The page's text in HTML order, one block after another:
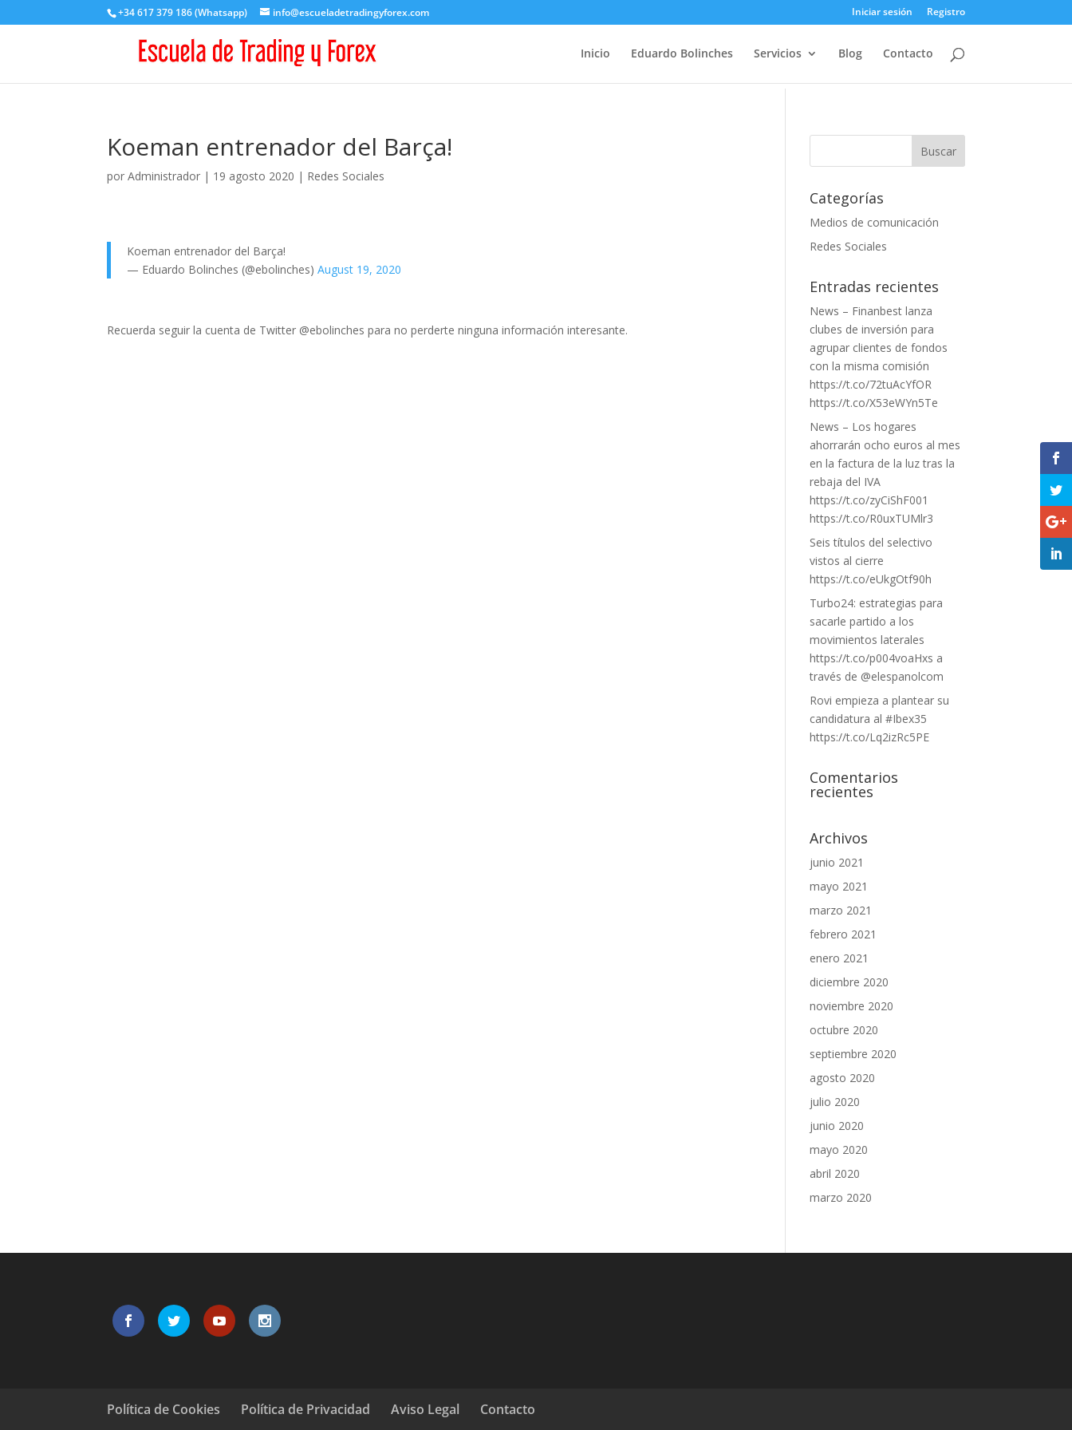
+34 617 379 186 (Whatsapp) info@escueladetradingyforex.com Iniciar sesión Registro
Inicio Eduardo Bolinches Servicios Blog Contacto
Koeman entrenador del Barça!
porAdministrador | 19 agosto 2020 | Redes Sociales
Koeman entrenador del Barça!
— Eduardo Bolinches (@ebolinches)August 19, 2020
Recuerda seguir la cuenta de Twitter @ebolinches para no perderte ninguna información interesante.
Categorías
Medios de comunicación
Redes Sociales
Entradas recientes
News – Finanbest lanza
clubes de inversión para
agrupar clientes de fondos
con la misma comisión
https://t.co/72tuAcYfOR
https://t.co/X53eWYn5Te
News – Los hogares
ahorrarán ocho euros al mes
en la factura de la luz tras la
rebaja del IVA
https://t.co/zyCiShF001
https://t.co/R0uxTUMlr3
Seis títulos del selectivo
vistos al cierre
https://t.co/eUkgOtf90h
Turbo24: estrategias para
sacarle partido a los
movimientos laterales
https://t.co/p004voaHxs a
través de @elespanolcom
Rovi empieza a plantear su
candidatura al #Ibex35
https://t.co/Lq2izRc5PE
Comentarios
recientes
Archivos
junio 2021
mayo 2021
marzo 2021
febrero 2021
enero 2021
diciembre 2020
noviembre 2020
octubre 2020
septiembre 2020
agosto 2020
julio 2020
junio 2020
mayo 2020
abril 2020
marzo 2020
Política de Cookies Política de Privacidad Aviso Legal Contacto